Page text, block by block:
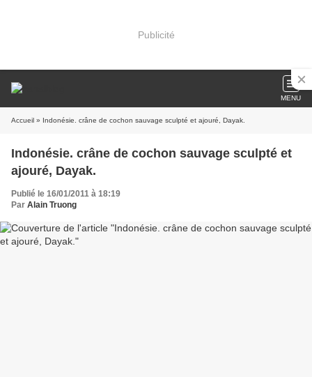
Publicité
MENU
Accueil » Indonésie. crâne de cochon sauvage sculpté et ajouré, Dayak.
Indonésie. crâne de cochon sauvage sculpté et
ajouré, Dayak.
Publié le 16/01/2011 à 18:19
Par Alain Truong